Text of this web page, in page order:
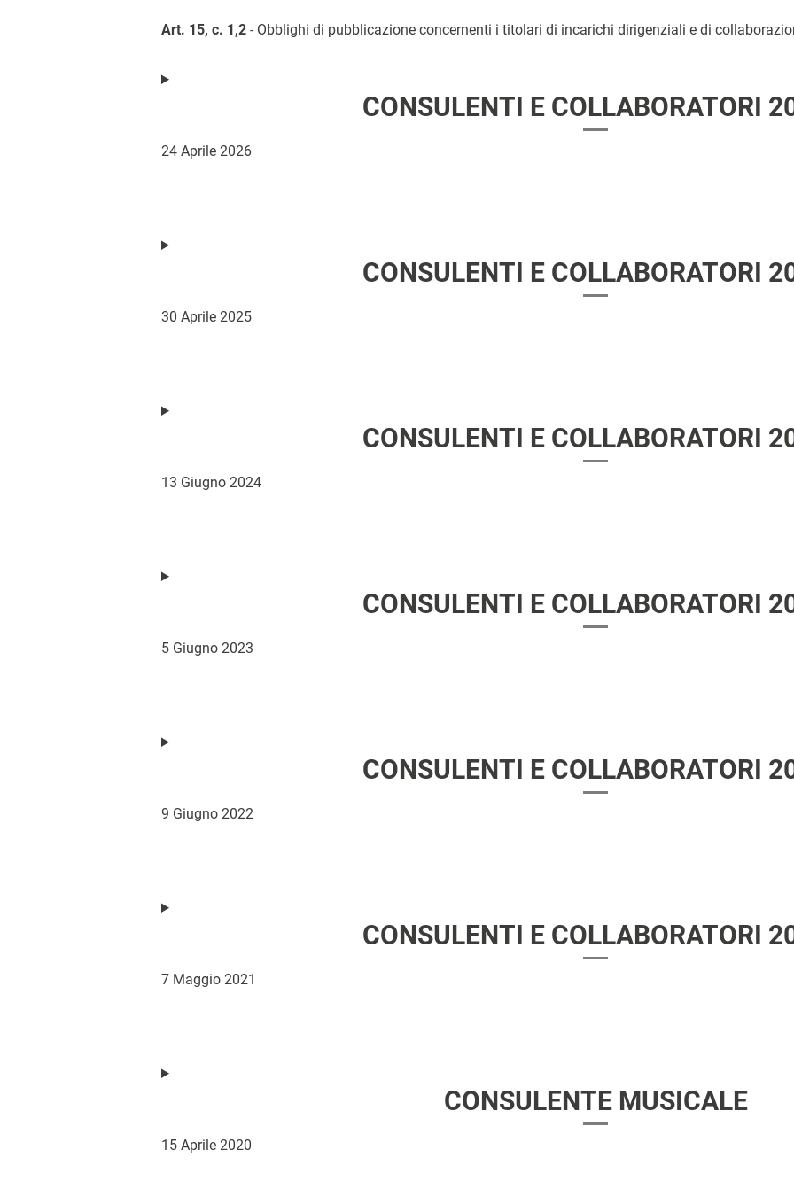
Art. 15, c. 1,2 - Obblighi di pubblicazione concernenti i titolari di incarichi dirigenziali e di
CONSULENTI E COLLABORATORI
24 Aprile 2026
CONSULENTI E COLLABORATORI
30 Aprile 2025
CONSULENTI E COLLABORATORI
13 Giugno 2024
CONSULENTI E COLLABORATORI
5 Giugno 2023
CONSULENTI E COLLABORATORI
9 Giugno 2022
CONSULENTI E COLLABORATORI
7 Maggio 2021
CONSULENTE MUSICALE
15 Aprile 2020